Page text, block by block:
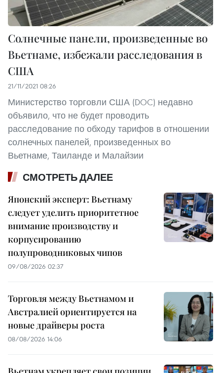
Солнечные панели, произведенные во
Вьетнаме, избежали расследования в
США
21/11/2021 08:26
Министерство торговли США (DOC) недавно
объявило, что не будет проводить
расследование по обходу тарифов в отношении
солнечных панелей, произведенных во
Вьетнаме, Таиланде и Малайзии
СМОТРЕТЬ ДАЛЕЕ
Японский эксперт: Вьетнаму
следует уделить приоритетное
внимание производству и
корпусированию
полупроводниковых чипов
09/08/2026 02:37
Торговля между Вьетнамом и
Австралией ориентируется на
новые драйверы роста
08/08/2026 14:06